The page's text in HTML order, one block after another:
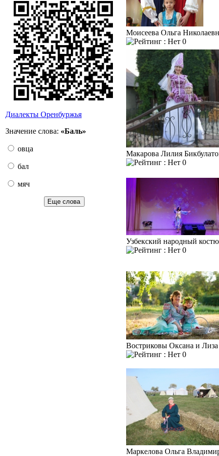
Диалекты Оренбуржья
Значение слова: «Баль»
овца
бал
мяч
Еще слова
Моисеева Ольга
0
Макарова Лилия
0
Узбекский народный
0
Востриковы Оксана и Лиза
0
Маркелова Ольга